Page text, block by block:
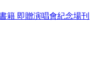
籍 即贈演唱會紀念場刊